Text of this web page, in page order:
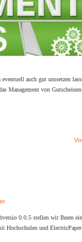
auch gut umsetzen
Management von
0.0.5 stellen wir Ihnen
Hochschulen und